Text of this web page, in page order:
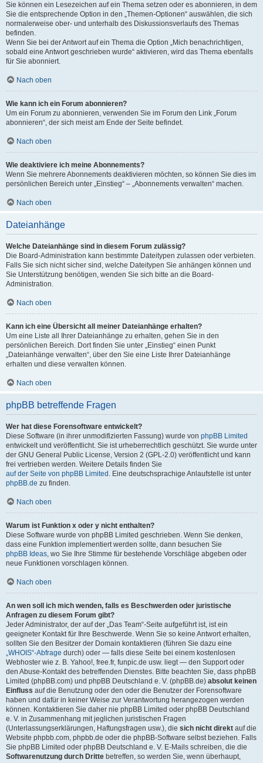
Sie können ein Lesezeichen auf ein Thema setzen oder es abonnieren, in dem
Sie die entsprechende Option in den „Themen-Optionen“ auswählen, die sich
normalerweise ober- und unterhalb des Diskussionsverlaufs des Themas
befinden.
Wenn Sie bei der Antwort auf ein Thema die Option „Mich benachrichtigen,
sobald eine Antwort geschrieben wurde“ aktivieren, wird das Thema ebenfalls
für Sie abonniert.
Nach oben
Wie kann ich ein Forum abonnieren?
Um ein Forum zu abonnieren, verwenden Sie im Forum den Link „Forum
abonnieren“, der sich meist am Ende der Seite befindet.
Nach oben
Wie deaktiviere ich meine Abonnements?
Wenn Sie mehrere Abonnements deaktivieren möchten, so können Sie dies im
persönlichen Bereich unter „Einstieg“ – „Abonnements verwalten“ machen.
Nach oben
Dateianhänge
Welche Dateianhänge sind in diesem Forum zulässig?
Die Board-Administration kann bestimmte Dateitypen zulassen oder verbieten.
Falls Sie sich nicht sicher sind, welche Dateitypen Sie anhängen können und
Sie Unterstützung benötigen, wenden Sie sich bitte an die Board-
Administration.
Nach oben
Kann ich eine Übersicht all meiner Dateianhänge erhalten?
Um eine Liste all Ihrer Dateianhänge zu erhalten, gehen Sie in den
persönlichen Bereich. Dort finden Sie unter „Einstieg“ einen Punkt
„Dateianhänge verwalten“, über den Sie eine Liste Ihrer Dateianhänge
erhalten und diese verwalten können.
Nach oben
phpBB betreffende Fragen
Wer hat diese Forensoftware entwickelt?
Diese Software (in ihrer unmodifizierten Fassung) wurde von phpBB Limited
entwickelt und veröffentlicht. Sie ist urheberrechtlich geschützt. Sie wurde unter
der GNU General Public License, Version 2 (GPL-2.0) veröffentlicht und kann
frei vertrieben werden. Weitere Details finden Sie
auf der Seite von phpBB Limited . Eine deutschsprachige Anlaufstelle ist unter
phpBB.de zu finden.
Nach oben
Warum ist Funktion x oder y nicht enthalten?
Diese Software wurde von phpBB Limited geschrieben. Wenn Sie denken,
dass eine Funktion implementiert werden sollte, dann besuchen Sie
phpBB Ideas, wo Sie Ihre Stimme für bestehende Vorschläge abgeben oder
neue Funktionen vorschlagen können.
Nach oben
An wen soll ich mich wenden, falls es Beschwerden oder juristische
Anfragen zu diesem Forum gibt?
Jeder Administrator, der auf der „Das Team“-Seite aufgeführt ist, ist ein
geeigneter Kontakt für Ihre Beschwerde. Wenn Sie so keine Antwort erhalten,
sollten Sie den Besitzer der Domain kontaktieren (führen Sie dazu eine
„WHOIS“-Abfrage durch) oder — falls diese Seite bei einem kostenlosen
Webhoster wie z. B. Yahoo!, free.fr, funpic.de usw. liegt — den Support oder
den Abuse-Kontakt des betreffenden Dienstes. Bitte beachten Sie, dass phpBB
Limited (phpBB.com) und phpBB Deutschland e. V. (phpBB.de) absolut keinen
Einfluss auf die Benutzung oder den oder die Benutzer der Forensoftware
haben und dafür in keiner Weise zur Verantwortung herangezogen werden
können. Kontaktieren Sie daher nie phpBB Limited oder phpBB Deutschland
e. V. in Zusammenhang mit jeglichen juristischen Fragen
(Unterlassungserklärungen, Haftungsfragen usw.), die sich nicht direkt auf die
Website phpbb.com, phpbb.de oder die phpBB-Software selbst beziehen. Falls
Sie phpBB Limited oder phpBB Deutschland e. V. E-Mails schreiben, die die
Softwarenutzung durch Dritte betreffen, so werden Sie, wenn überhaupt,